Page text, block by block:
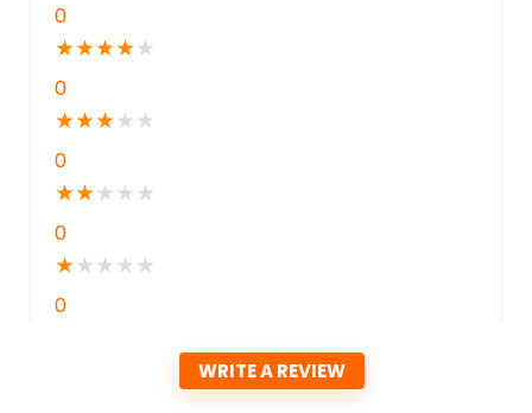
0
★★★★★
0
★★★★ ★
0
★★★ ★ ★
0
★★ ★ ★ ★
0
WRITE A REVIEW